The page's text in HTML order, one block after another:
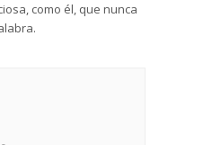
como él, que nunca